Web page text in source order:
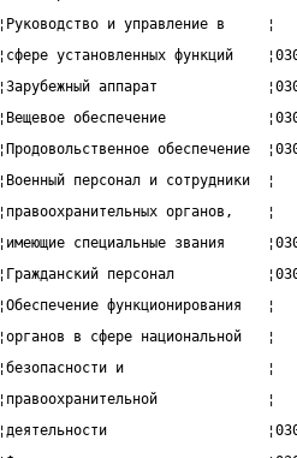
¦Руководство и управление
¦сфере установленных функций
¦Зарубежный аппарат
¦Вещевое обеспечение
¦Продовольственное обеспечение
¦Военный персонал и
¦правоохранительных
¦имеющие специальные звания
¦Гражданский персонал
¦Обеспечение
¦органов в сфере
¦безопасности и
¦правоохранительной
¦деятельности